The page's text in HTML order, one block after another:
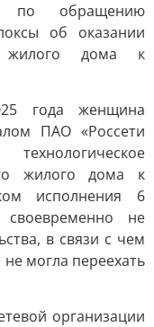
по обращению
об оказании
жилого дома к
года женщина
ПАО «Россети
жилого дома к
исполнения 6
своевременно не
в связи с чем
могла переехать
организации